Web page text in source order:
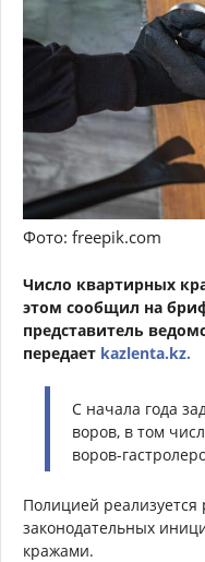
Фото: freepik.com
Число квартирных
этом сообщил на
представитель
передает kazlenta.kz.
С начала года
воров, в том
воров-
Полицией
законодательных
кражами.